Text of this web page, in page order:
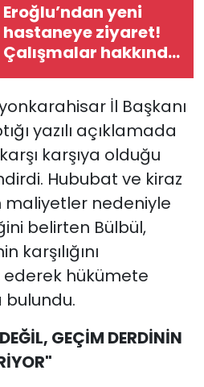
Eroğlu’ndan yeni
hastaneye ziyaret!
Çalışmalar hakkında
bilgi aldı
İl Başkanı
yazılı açıklamada
karşıya olduğu
Hububat ve kiraz
nedeniyle
belirten Bülbül,
karşılığını
ederek hükümete
bulundu.
GEÇİM DERDİNİN